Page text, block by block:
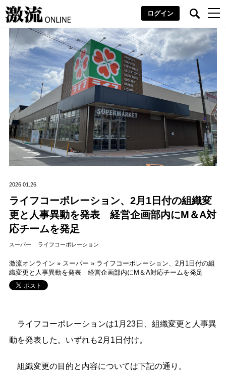
ログイン
2026.01.26
ライフコーポレーション、2月1日付の組織変
更と人事異動を発表 経営企画部内にM＆A対
応チームを発足
スーパー ライフコーポレーション
激流オンライン » スーパー » ライフコーポレーション、2月1日付の組
織変更と人事異動を発表 経営企画部内にM＆A対応チームを発足
ライフコーポレーションは1月23日、組織変更と人事異
動を発表した。いずれも2月1日付け。
組織変更の目的と内容については下記の通り。